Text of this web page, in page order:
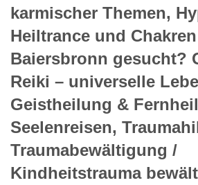
karmischer Themen,
Heiltrance und
Baiersbronn gesucht?
Reiki – universelle
Geistheilung &
Seelenreisen,
Traumabewältigung /
Kindheitstrauma